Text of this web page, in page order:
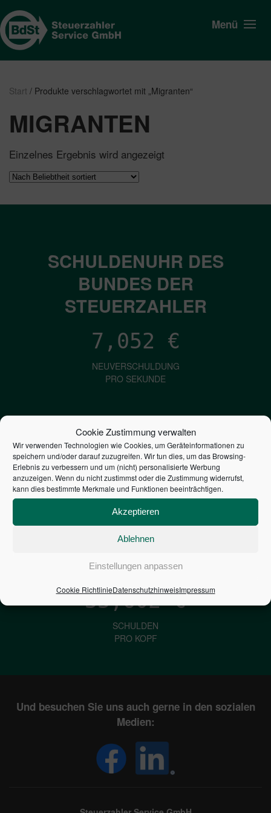
Cookie Zustimmung verwalten
Wir verwenden Technologien wie Cookies, um Geräteinformationen zu
speichern und/oder darauf zuzugreifen. Wir tun dies, um das Browsing-
Erlebnis zu verbessern und um (nicht) personalisierte Werbung
anzuzeigen. Wenn du nicht zustimmst oder die Zustimmung widerrufst,
kann dies bestimmte Merkmale und Funktionen beeinträchtigen.
Akzeptieren
Ablehnen
Einstellungen anpassen
Cookie RichtlinieDatenschutzhinweisImpressum
Menü
Start / Produkte verschlagwortet mit „Migranten“
MIGRANTEN
Einzelnes Ergebnis wird angezeigt
SCHULDENUHR DES
BUNDES DER
STEUERZAHLER
7,052 €
NEUVERSCHULDUNG
PRO SEKUNDE
1,601€
ZINSEN
PRO SEKUNDE
2,804,679,916,022
STAATSVERSCHULDUNG
33,602€
SCHULDEN
PRO KOPF
Und besuchen Sie uns auch gerne in den sozialen
Medien: